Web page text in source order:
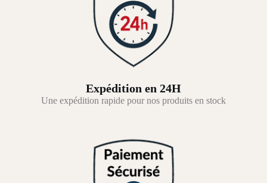
Expédition en 24H
Une expédition rapide pour nos produits en stock